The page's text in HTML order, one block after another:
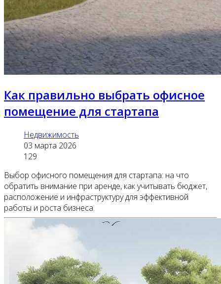
Как правильно выбрать офисное
помещение для стартапа
Недвижимость
03 марта 2026
129
Выбор офисного помещения для стартапа: на что
обратить внимание при аренде, как учитывать бюджет,
расположение и инфраструктуру для эффективной
работы и роста бизнеса.